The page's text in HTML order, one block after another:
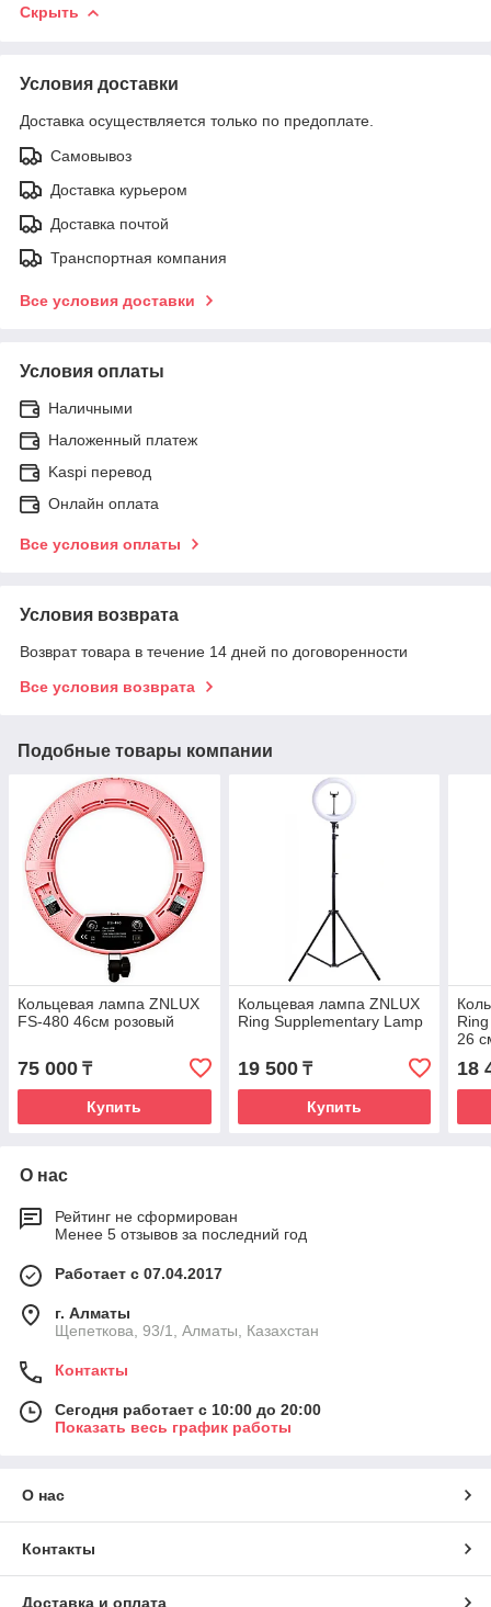
Скрыть
Условия доставки
Доставка осуществляется только по предоплате.
Самовывоз
Доставка курьером
Доставка почтой
Транспортная компания
Все условия доставки
Условия оплаты
Наличными
Наложенный платеж
Kaspi перевод
Онлайн оплата
Все условия оплаты
Условия возврата
Возврат товара в течение 14 дней по договоренности
Все условия возврата
Подобные товары компании
Кольцевая лампа ZNLUX
FS-480 46см розовый
75 000 ₸
Купить
Кольцевая лампа ZNLUX
Ring Supplementary Lamp
19 500₸
Купить
26
18
О нас
Рейтинг не сформирован
Менее 5 отзывов за последний год
Работает с 07.04.2017
г. Алматы
Щепеткова, 93/1, Алматы, Казахстан
Контакты
Сегодня работает с 10:00 до 20:00
Показать весь график работы
О нас
Контакты
Доставка и оплата